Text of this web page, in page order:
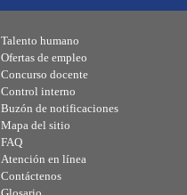
Talento humano
Ofertas de empleo
Concurso docente
Control interno
Buzón de notificaciones
Mapa del sitio
FAQ
Atención en línea
Contáctenos